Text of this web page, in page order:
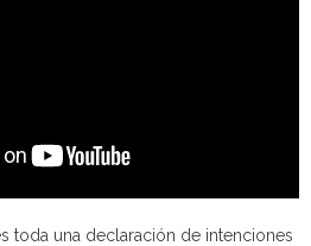
toda una declaración de intenciones